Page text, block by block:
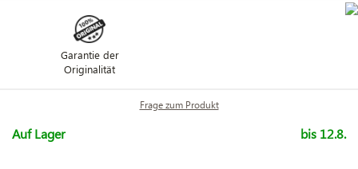
Garantie der
Originalität
Frage zum Produkt
Auf Lager bis 12.8.